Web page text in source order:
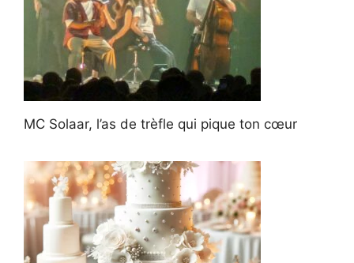
MC Solaar, l’as de trèfle qui pique ton cœur